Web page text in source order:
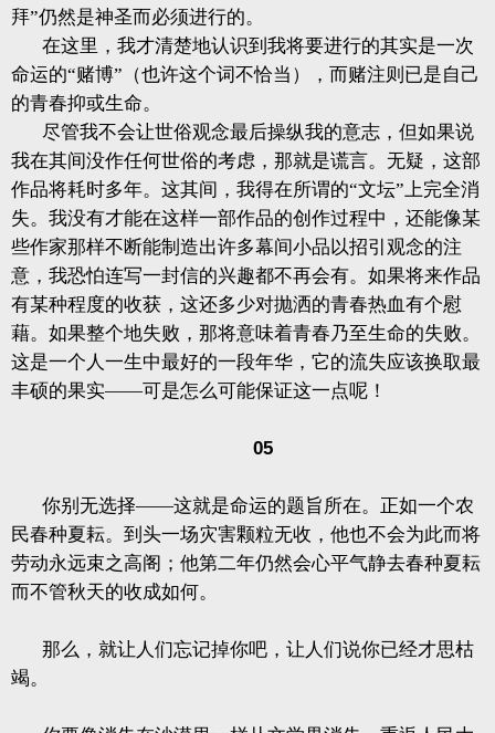
拜”仍然是神圣而必须进行的。
在这里，我才清楚地认识到我将要进行的其实是一次
命运的“赌博”（也许这个词不恰当），而赌注则已是自己
的青春抑或生命。
尽管我不会让世俗观念最后操纵我的意志，但如果说
我在其间没作任何世俗的考虑，那就是谎言。无疑，这部
作品将耗时多年。这其间，我得在所谓的“文坛”上完全消
失。我没有才能在这样一部作品的创作过程中，还能像某
些作家那样不断能制造出许多幕间小品以招引观念的注
意，我恐怕连写一封信的兴趣都不再会有。如果将来作品
有某种程度的收获，这还多少对抛洒的青春热血有个慰
藉。如果整个地失败，那将意味着青春乃至生命的失败。
这是一个人一生中最好的一段年华，它的流失应该换取最
丰硕的果实——可是怎么可能保证这一点呢！
05
你别无选择——这就是命运的题旨所在。正如一个农
民春种夏耘。到头一场灾害颗粒无收，他也不会为此而将
劳动永远束之高阁；他第二年仍然会心平气静去春种夏耘
而不管秋天的收成如何。
那么，就让人们忘记掉你吧，让人们说你已经才思枯
竭。